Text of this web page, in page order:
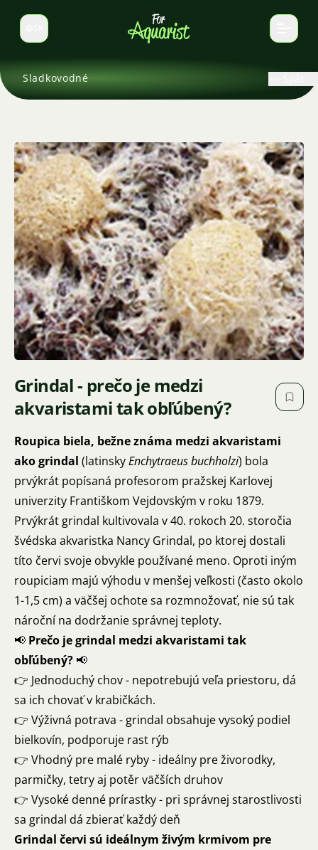
Prepnúť jazyk
Sladkovodné
Grindal - prečo je medzi
akvaristami tak obľúbený?
Roupica biela, bežne známa medzi akvaristami
ako grindal (latinskyEnchytraeus buchholzi) bola
prvýkrát popísaná profesorom pražskej Karlovej
univerzity Františkom Vejdovským v roku 1879.
Prvýkrát grindal kultivovala v 40. rokoch 20. storočia
švédska akvaristka Nancy Grindal, po ktorej dostali
títo červi svoje obvykle používané meno. Oproti iným
roupiciam majú výhodu v menšej veľkosti (často okolo
1-1,5 cm) a väčšej ochote sa rozmnožovať, nie sú tak
nároční na dodržanie správnej teploty.
📢 Prečo je grindal medzi akvaristami tak
obľúbený? 📢
👉 Jednoduchý chov - nepotrebujú veľa priestoru, dá
sa ich chovať v krabičkách.
👉 Výživná potrava - grindal obsahuje vysoký podiel
bielkovín, podporuje rast rýb
👉 Vhodný pre malé ryby - ideálny pre živorodky,
parmičky, tetry aj potěr väčších druhov
👉 Vysoké denné prírastky - pri správnej starostlivosti
sa grindal dá zbierať každý deň
Grindal červi sú ideálnym živým krmivom pre